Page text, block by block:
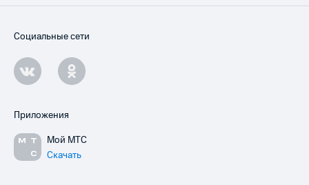
Социальные сети
Приложения
Мой МТС
Скачать